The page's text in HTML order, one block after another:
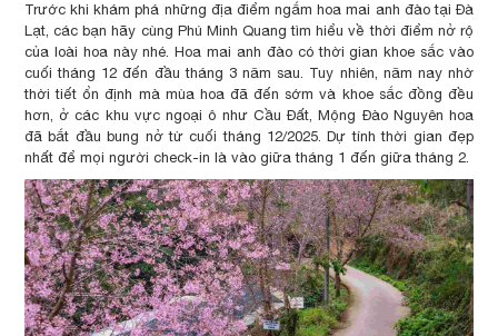
Trước khi khám phá những địa điểm ngắm hoa mai anh đào tại Đà
Lạt, các bạn hãy cùng Phú Minh Quang tìm hiểu về thời điểm nở rộ
của loài hoa này nhé. Hoa mai anh đào có thời gian khoe sắc vào
cuối tháng 12 đến đầu tháng 3 năm sau. Tuy nhiên, năm nay nhờ
thời tiết ổn định mà mùa hoa đã đến sớm và khoe sắc đồng đều
hơn, ở các khu vực ngoại ô như Cầu Đất, Mộng Đào Nguyên hoa
đã bắt đầu bung nở từ cuối tháng 12/2025. Dự tính thời gian đẹp
nhất để mọi người check-in là vào giữa tháng 1 đến giữa tháng 2.